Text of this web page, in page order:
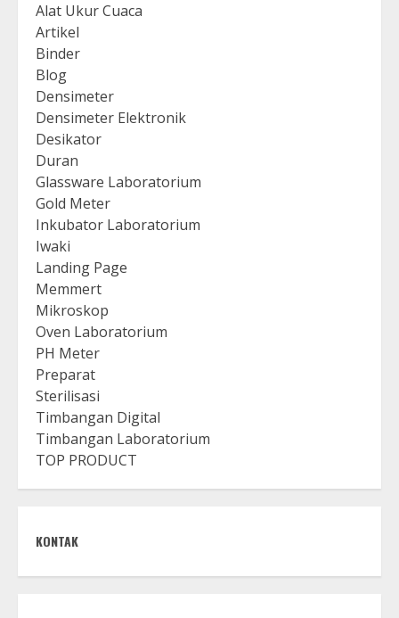
Alat Ukur Cuaca
Artikel
Binder
Blog
Densimeter
Densimeter Elektronik
Desikator
Duran
Glassware Laboratorium
Gold Meter
Inkubator Laboratorium
Iwaki
Landing Page
Memmert
Mikroskop
Oven Laboratorium
PH Meter
Preparat
Sterilisasi
Timbangan Digital
Timbangan Laboratorium
TOP PRODUCT
KONTAK